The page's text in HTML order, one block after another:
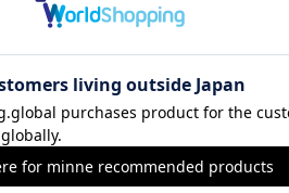
展示中 展示中